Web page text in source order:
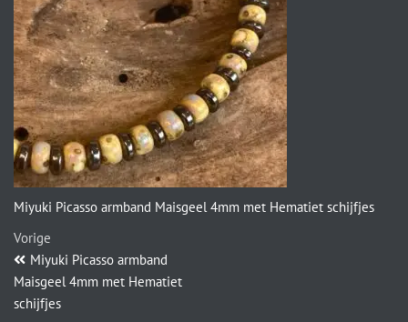
Miyuki Picasso armband Maisgeel 4mm met Hematiet schijfjes
Vorige
Miyuki Picasso armband
Maisgeel 4mm met Hematiet
schijfjes